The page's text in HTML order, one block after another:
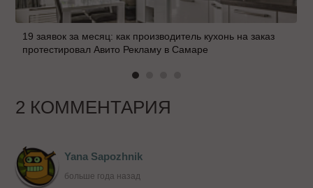
19 заявок за месяц: как производитель кухонь на заказ
протестировал Авито Рекламу в Самаре
2 КОММЕНТАРИЯ
Yana Sapozhnik
больше года назад